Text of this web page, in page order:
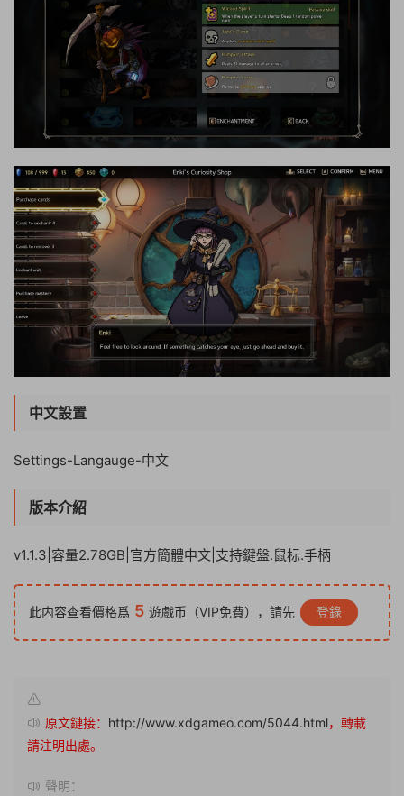
中文設置
Settings-Langauge-中文
版本介紹
v1.1.3|容量2.78GB|官方簡體中文|支持鍵盤.鼠标.手柄
此内容查看價格爲 5 遊戲币（VIP免費），請先 登錄
原文鏈接： http://www.xdgameo.com/5044.html，轉載
請注明出處。
聲明：